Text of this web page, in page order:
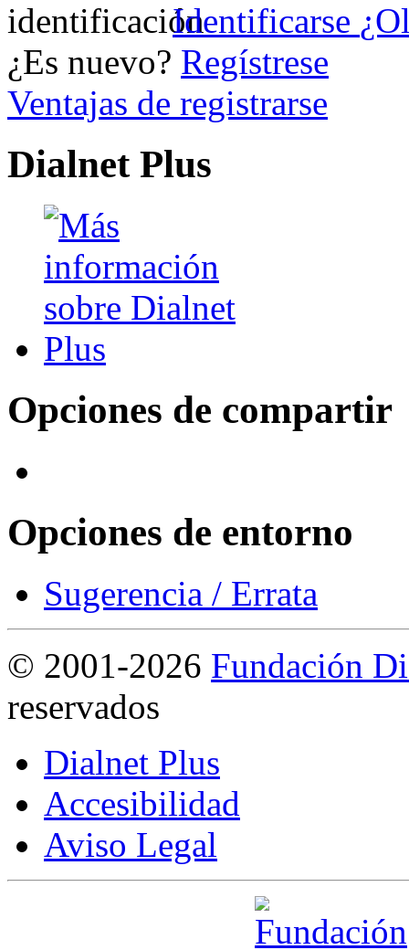
Identificarse
¿Es nuevo? Regístrese
Ventajas de registrarse
Dialnet Plus
Opciones de compartir
Opciones de entorno
Sugerencia / Errata
© 2001-2026 Fundación
reservados
Dialnet Plus
Accesibilidad
Aviso Legal